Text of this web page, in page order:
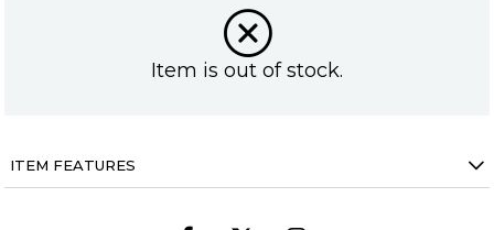
Item is out of stock.
ITEM FEATURES